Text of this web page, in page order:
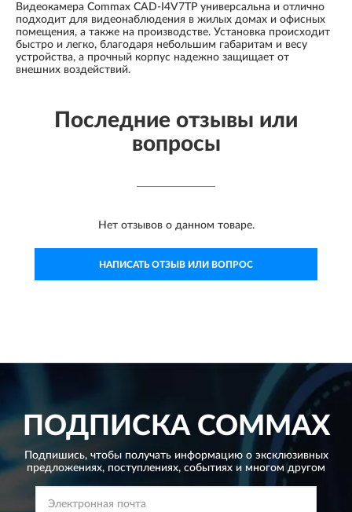
Видеокамера Commax CAD-I4V7TP универсальна и отлично
подходит для видеонаблюдения в жилых домах и офисных
помещения, а также на производстве. Установка происходит
быстро и легко, благодаря небольшим габаритам и весу
устройства, а прочный корпус надежно защищает от
внешних воздействий.
Последние отзывы или
вопросы
Нет отзывов о данном товаре.
НАПИСАТЬ ОТЗЫВ ИЛИ ВОПРОС
ПОДПИСКАCOMMAX
Подпишись, чтобы получать информацию о эксклюзивных
предложениях, поступлениях, событиях и многом другом